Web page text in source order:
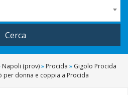
Cerca
Napoli (prov)» Procida » Gigolo Procida
per donna e coppia a Procida